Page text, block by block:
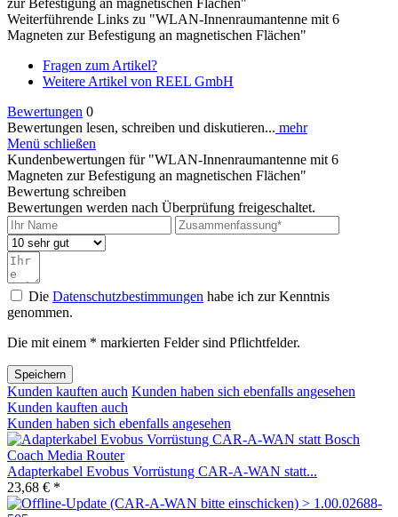
Weiterführende Links zu "WLAN-Innenraumantenne mit 6
Magneten zur Befestigung an magnetischen Flächen"
Fragen zum Artikel?
Weitere Artikel von REEL GmbH
Bewertungen 0
Bewertungen lesen, schreiben und diskutieren... mehr
Menü schließen
Kundenbewertungen für "WLAN-Innenraumantenne mit 6
Magneten zur Befestigung an magnetischen Flächen"
Bewertung schreiben
Bewertungen werden nach Überprüfung freigeschaltet.
Die Datenschutzbestimmungen habe ich zur Kenntnis
genommen.
Die mit einem * markierten Felder sind Pflichtfelder.
Speichern
Kunden kauften auch Kunden haben sich ebenfalls angesehen
Kunden kauften auch
Kunden haben sich ebenfalls angesehen
Adapterkabel Evobus Vorrüstung CAR-A-WAN statt...
23,68 € *